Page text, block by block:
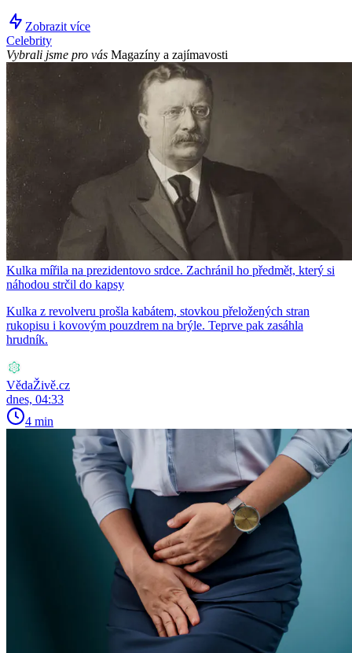
Zobrazit více
Celebrity
Vybrali jsme pro vás Magazíny a zajímavosti
Kulka mířila na prezidentovo srdce. Zachránil ho předmět, který si
náhodou strčil do kapsy
Kulka z revolveru prošla kabátem, stovkou přeložených stran
rukopisu i kovovým pouzdrem na brýle. Teprve pak zasáhla
hrudník.
VědaŽivě.cz
dnes, 04:33
4 min